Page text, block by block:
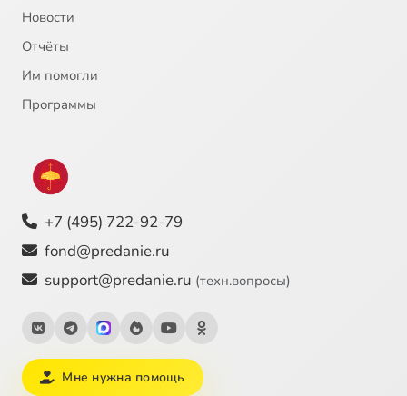
Новости
Отчёты
Им помогли
Программы
+7 (495) 722-92-79
fond@predanie.ru
support@predanie.ru (техн.вопросы)
Мне нужна помощь